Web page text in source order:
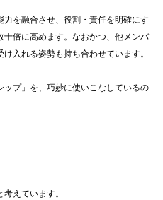
を融合させ、役割・責任を明確にす
倍に高めます。なおかつ、他メンバ
入れる姿勢も持ち合わせています。
ップ」を、巧妙に使いこなしているの
えています。